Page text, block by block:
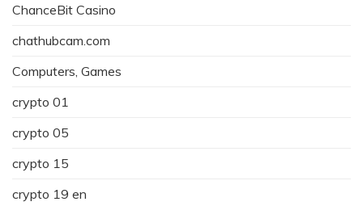
ChanceBit Casino
chathubcam.com
Computers, Games
crypto 01
crypto 05
crypto 15
crypto 19 en